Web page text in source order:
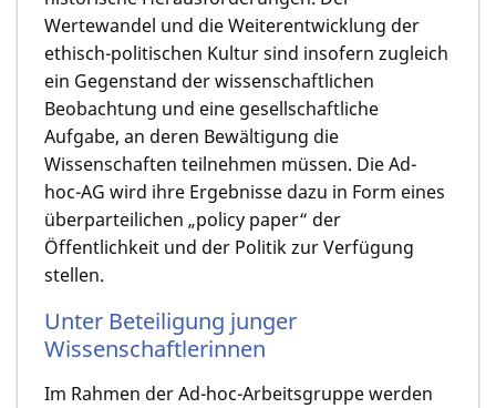
Wertewandel und die Weiterentwicklung der
ethisch-politischen Kultur sind insofern zugleich
ein Gegenstand der wissenschaftlichen
Beobachtung und eine gesellschaftliche
Aufgabe, an deren Bewältigung die
Wissenschaften teilnehmen müssen. Die Ad-
hoc-AG wird ihre Ergebnisse dazu in Form eines
überparteilichen „policy paper“ der
Öffentlichkeit und der Politik zur Verfügung
stellen.
Unter Beteiligung junger
Wissenschaftlerinnen
Im Rahmen der Ad-hoc-Arbeitsgruppe werden